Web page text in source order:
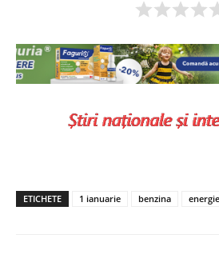
ETICHETE 1 ianuarie benzina energie